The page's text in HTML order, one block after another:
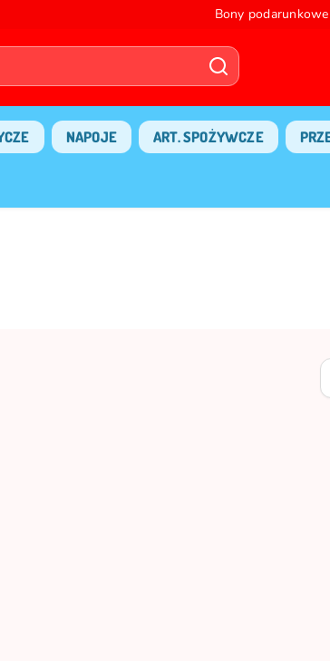
Bony podarunkowe
NAPOJE ART. SPOŻYWCZE